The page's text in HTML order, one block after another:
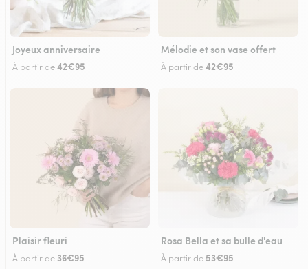
Joyeux anniversaire
À partir de42€95
Mélodie et son vase offert
À partir de42€95
Plaisir fleuri
À partir de 36€95
Rosa Bella et sa bulle d'eau
À partir de 53€95